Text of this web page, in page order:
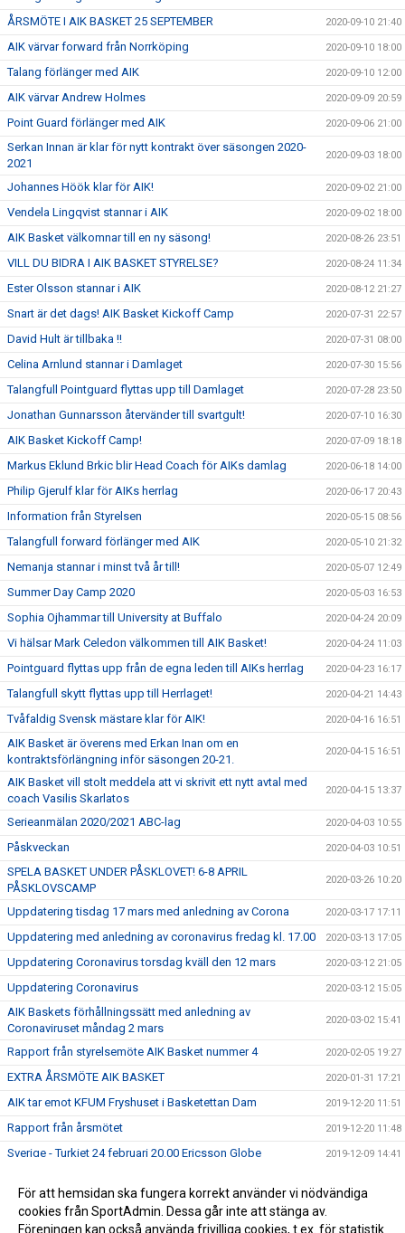
ÅRSMÖTE I AIK BASKET 25 SEPTEMBER 2020-09-10 21:40
AIK värvar forward från Norrköping 2020-09-10 18:00
Talang förlänger med AIK 2020-09-10 12:00
AIK värvar Andrew Holmes 2020-09-09 20:59
Point Guard förlänger med AIK 2020-09-06 21:00
Serkan Innan är klar för nytt kontrakt över säsongen 2020-
2021
2020-09-03 18:00
Johannes Höök klar för AIK! 2020-09-02 21:00
Vendela Lingqvist stannar i AIK 2020-09-02 18:00
AIK Basket välkomnar till en ny säsong! 2020-08-26 23:51
VILL DU BIDRA I AIK BASKET STYRELSE? 2020-08-24 11:34
Ester Olsson stannar i AIK 2020-08-12 21:27
Snart är det dags! AIK Basket Kickoff Camp 2020-07-31 22:57
David Hult är tillbaka !! 2020-07-31 08:00
Celina Arnlund stannar i Damlaget 2020-07-30 15:56
Talangfull Pointguard flyttas upp till Damlaget 2020-07-28 23:50
Jonathan Gunnarsson återvänder till svartgult! 2020-07-10 16:30
AIK Basket Kickoff Camp! 2020-07-09 18:18
Markus Eklund Brkic blir Head Coach för AIKs damlag 2020-06-18 14:00
Philip Gjerulf klar för AIKs herrlag 2020-06-17 20:43
Information från Styrelsen 2020-05-15 08:56
Talangfull forward förlänger med AIK 2020-05-10 21:32
Nemanja stannar i minst två år till! 2020-05-07 12:49
Summer Day Camp 2020 2020-05-03 16:53
Sophia Ojhammar till University at Buffalo 2020-04-24 20:09
Vi hälsar Mark Celedon välkommen till AIK Basket! 2020-04-24 11:03
Pointguard flyttas upp från de egna leden till AIKs herrlag 2020-04-23 16:17
Talangfull skytt flyttas upp till Herrlaget! 2020-04-21 14:43
Tvåfaldig Svensk mästare klar för AIK! 2020-04-16 16:51
AIK Basket är överens med Erkan Inan om en
kontraktsförlängning inför säsongen 20-21.
2020-04-15 16:51
AIK Basket vill stolt meddela att vi skrivit ett nytt avtal med
coach Vasilis Skarlatos
2020-04-15 13:37
Serieanmälan 2020/2021 ABC-lag 2020-04-03 10:55
Påskveckan 2020-04-03 10:51
SPELA BASKET UNDER PÅSKLOVET! 6-8 APRIL
PÅSKLOVSCAMP
2020-03-26 10:20
Uppdatering tisdag 17 mars med anledning av Corona 2020-03-17 17:11
Uppdatering med anledning av coronavirus fredag kl. 17.00 2020-03-13 17:05
Uppdatering Coronavirus torsdag kväll den 12 mars 2020-03-12 21:05
Uppdatering Coronavirus 2020-03-12 15:05
AIK Baskets förhållningssätt med anledning av
Coronaviruset måndag 2 mars
2020-03-02 15:41
Rapport från styrelsemöte AIK Basket nummer 4 2020-02-05 19:27
EXTRA ÅRSMÖTE AIK BASKET 2020-01-31 17:21
AIK tar emot KFUM Fryshuset i Basketettan Dam 2019-12-20 11:51
Rapport från årsmötet 2019-12-20 11:48
Sverige - Turkiet 24 februari 20.00 Ericsson Globe 2019-12-09 14:41
ANMÄL DIG TILL SOMMARENS SVETTIGASTE LÄGER –
GNAGET BASKETBALL CAMP!
För att hemsidan ska fungera korrekt använder vi nödvändiga
cookies från SportAdmin. Dessa går inte att stänga av.
Föreningen kan också använda frivilliga cookies, t.ex. för statistik